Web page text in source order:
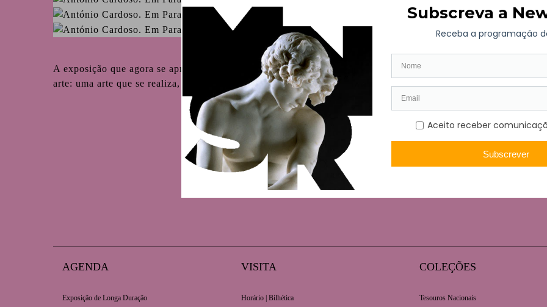
Coordenação – José
Garcia Fernandes
A exposição que agora se apresenta nasceu de uma iniciativa levada a cabo por um grupo de antigos alunos
arte: uma arte que se realiza, plenamente, na reinvenção de um humanismo que resiste e subsiste, quando não
AGENDA
Exposição de Longa Duração
VISITA
Horário | Bilhética
COLEÇÕES
Tesouros Nacionais